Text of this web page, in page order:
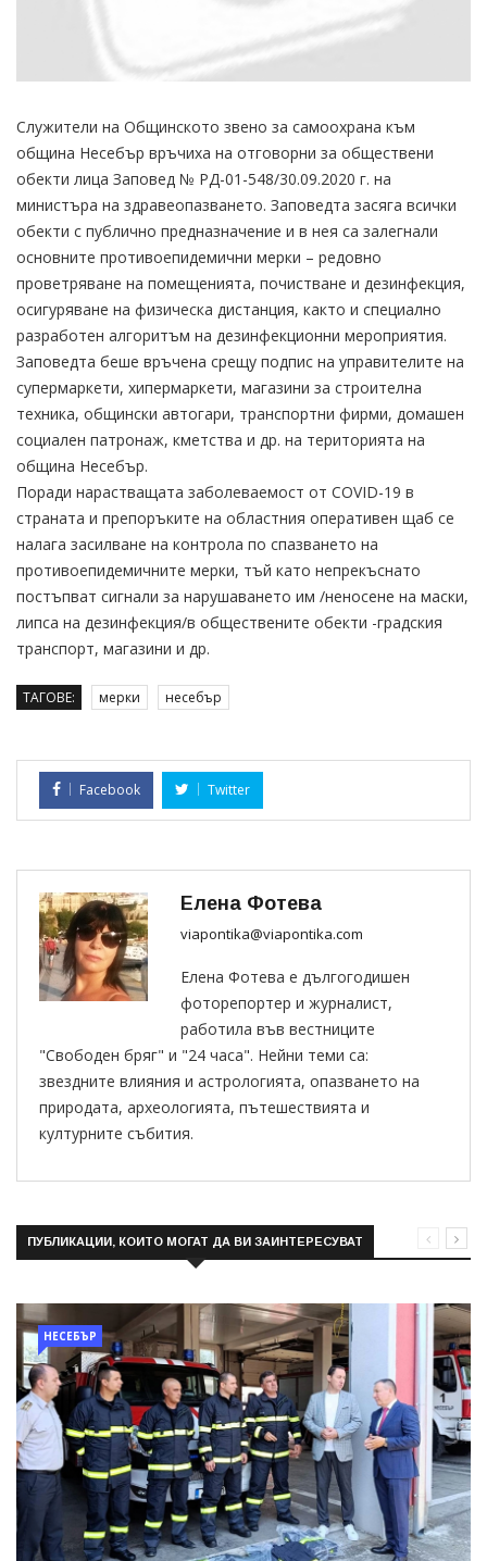
Служители на Общинското звено за самоохрана към
община Несебър връчиха на отговорни за обществени
обекти лица Заповед № РД-01-548/30.09.2020 г. на
министъра на здравеопазването. Заповедта засяга всички
обекти с публично предназначение и в нея са залегнали
основните противоепидемични мерки – редовно
проветряване на помещенията, почистване и дезинфекция,
осигуряване на физическа дистанция, както и специално
разработен алгоритъм на дезинфекционни мероприятия.
Заповедта беше връчена срещу подпис на управителите на
супермаркети, хипермаркети, магазини за строителна
техника, общински автогари, транспортни фирми, домашен
социален патронаж, кметства и др. на територията на
община Несебър.
Поради нарастващата заболеваемост от COVID-19 в
страната и препоръките на областния оперативен щаб се
налага засилване на контрола по спазването на
противоепидемичните мерки, тъй като непрекъснато
постъпват сигнали за нарушаването им /неносене на маски,
липса на дезинфекция/в обществените обекти -градския
транспорт, магазини и др.
ТАГОВЕ: мерки несебър
Facebook Twitter
Елена Фотева
viapontika@viapontika.com
Елена Фотева е дългогодишен
фоторепортер и журналист,
работила във вестниците
"Свободен бряг" и "24 часа". Нейни теми са:
звездните влияния и астрологията, опазването на
природата, археологията, пътешествията и
културните събития.
ПУБЛИКАЦИИ, КОИТО МОГАТ ДА ВИ ЗАИНТЕРЕСУВАТ
НЕСЕБЪР